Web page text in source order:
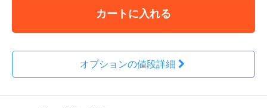
カートに入れる
オプションの値段詳細